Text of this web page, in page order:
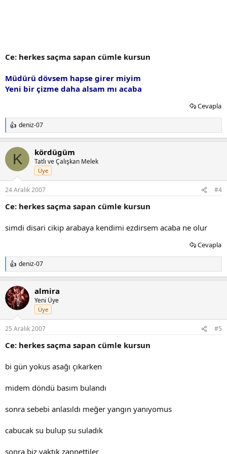
Ce: herkes saçma sapan cümle kursun
Müdürü dövsem hapse girer miyim
Yeni bir çizme daha alsam mı acaba
Cevapla
T
e
k
l
:
deniz-07
K kördügüm
Tatlı ve Çalışkan Melek
Üye
24 Aralık 2007 #4
Ce: herkes saçma sapan cümle kursun
simdi disari cikip arabaya kendimi ezdirsem acaba ne olur
Cevapla
T
e
k
i
l
:
deniz-07
almira
Yeni Üye
Üye
25 Aralık 2007 #5
Ce: herkes saçma sapan cümle kursun
bi gün yokus asağı çıkarken
midem döndü basım bulandı
sonra sebebi anlasıldı meğer yangın yanıyomus
cabucak su bulup su suladık
sonra biz yaktık zannettiler